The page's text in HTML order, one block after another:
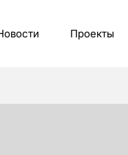
Проекты